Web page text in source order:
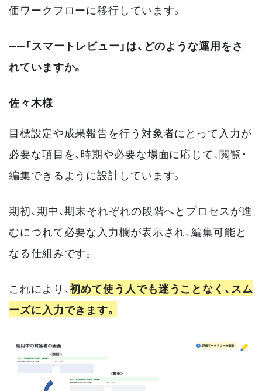
価ワークフローに移行しています。
──「スマートレビュー」は、どのような運用をさ
れていますか。
佐々木様
目標設定や成果報告を行う対象者にとって入力が
必要な項目を、時期や必要な場面に応じて、閲覧・
編集できるように設計しています。
期初、期中、期末それぞれの段階へとプロセスが進
むにつれて必要な入力欄が表示され、編集可能と
なる仕組みです。
これにより、初めて使う人でも迷うことなく、スム
ーズに入力できます。